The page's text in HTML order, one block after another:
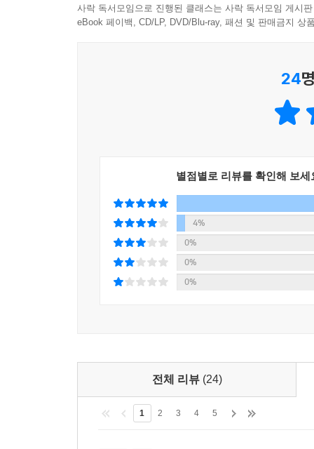
사락 독서모임으로 진행된 클래스는 사락 독서모임 게시
eBook 페이백, CD/LP, DVD/Blu-ray, 패션 및 판매금지 상
24
별점별로 리뷰를 확인해 보세
4%
0%
0%
0%
전체 리뷰 (24)
1 2 3 4 5